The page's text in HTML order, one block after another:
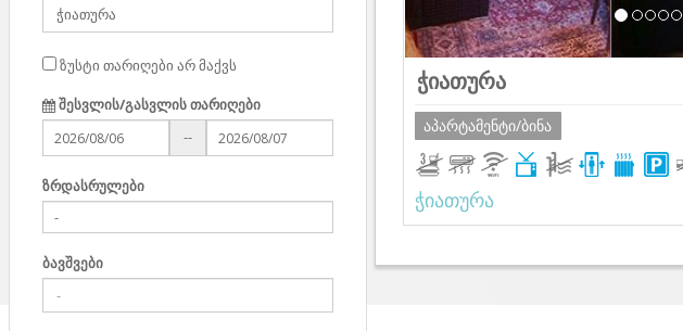
ზუსტი თარიღები არ მაქვს
შესვლის/გასვლის თარიღები
--
ზრდასრულები
ბავშვები
ჭიათურა
აპარტამენტი/ბინა
ჭიათურა